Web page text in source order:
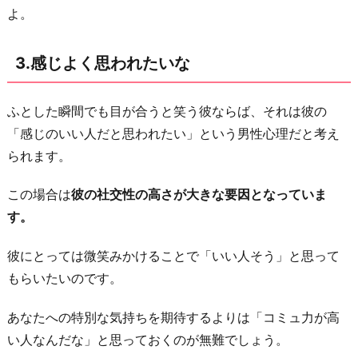
な
7.
な
ん
と
く…
に
も
リ
ア
よ。
3.感じよく思われたいな
ふとした瞬間でも目が合うと笑う彼ならば、それは彼の
「感じのいい人だと思われたい」という男性心理だと考え
られます。
この場合は彼の社交性の高さが大きな要因となっていま
す。
彼にとっては微笑みかけることで「いい人そう」と思って
もらいたいのです。
あなたへの特別な気持ちを期待するよりは「コミュ力が高
い人なんだな」と思っておくのが無難でしょう。